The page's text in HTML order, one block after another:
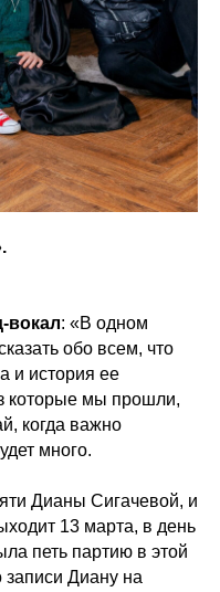
вокал: «В одном
обо всем, что
и история ее
которые мы прошли,
когда важно
много.
Дианы Сигачевой, и
13 марта, в день
петь партию в этой
записи Диану на